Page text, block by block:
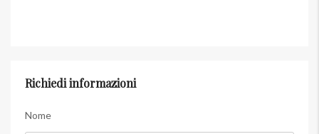
Richiedi informazioni
Nome